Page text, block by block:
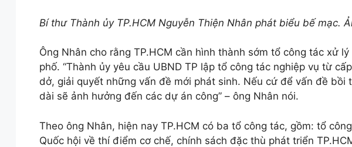
Bí thư Thành ủy TP.HCM Nguyễn Thiện Nhân phát biểu bế mạc.
Ông Nhân cho rằng TP.HCM cần hình thành sớm tổ công tác xử
phố. “Thành ủy yêu cầu UBND TP lập tổ công tác nghiệp vụ từ
dở, giải quyết những vấn đề mới phát sinh. Nếu cứ để vấn đề
dài sẽ ảnh hưởng đến các dự án công” – ông Nhân nói.
Theo ông Nhân, hiện nay TP.HCM có ba tổ công tác, gồm: tổ
Quốc hội về thí điểm cơ chế, chính sách đặc thù phát triển